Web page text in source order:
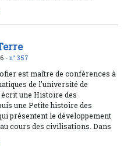
- n° 357
est maître de conférences à
de l’université de
écrit une Histoire des
une Petite histoire des
présentent le développement
cours des civilisations. Dans